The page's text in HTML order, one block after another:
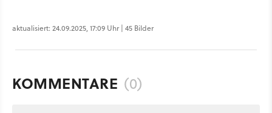
aktualisiert: 24.09.2025, 17:09 Uhr | 45 Bilder
KOMMENTARE (0)